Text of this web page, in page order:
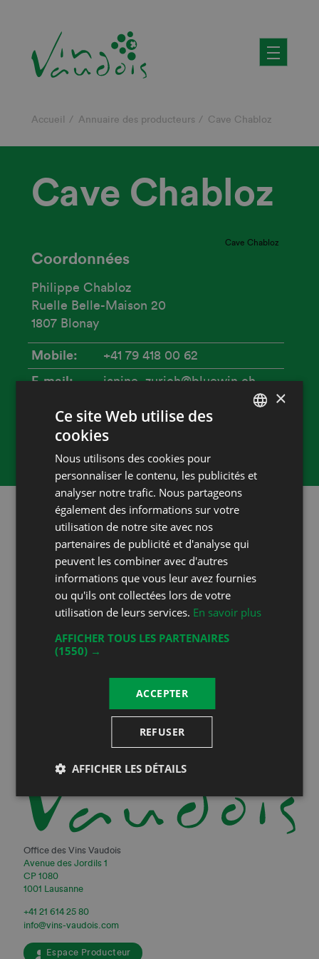
principal
Fil
d'Ariane
Accueil Annuaire des producteurs Cave Chabloz
Cave Chabloz
Cave Chabloz
Coordonnées
Philippe Chabloz
Ruelle Belle-Maison 20
1807 Blonay
Mobile +41 79 418 00 62
E-mail janine_zurich@bluewin.ch
Heures d'ouverture
Restez au courant!
Suivez-nous sur les réseaux sociaux!
Inscrivez-vous à notre newsletter
Office des Vins Vaudois
Avenue des Jordils 1
CP 1080
1001 Lausanne
+41 21 614 25 80
info@vins-vaudois.com
Espace Producteur
×
Ce site Web utilise des
cookies
Nous utilisons des cookies pour
personnaliser le contenu, les publicités et
analyser notre trafic. Nous partageons
également des informations sur votre
utilisation de notre site avec nos
partenaires de publicité et d'analyse qui
peuvent les combiner avec d'autres
informations que vous leur avez fournies
ou qu'ils ont collectées lors de votre
utilisation de leurs services. En savoir plus
AFFICHER TOUS LES PARTENAIRES
(1550) →
ACCEPTER
REFUSER
AFFICHER LES DÉTAILS